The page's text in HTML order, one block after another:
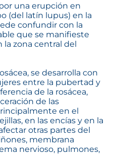
una erupción en
(del latín lupus) en la
confundir con la
que se manifieste
zona central del
se desarrolla con
entre la pubertad y
de la rosácea,
de las
en el
en las encías y en la
otras partes del
membrana
nervioso, pulmones,